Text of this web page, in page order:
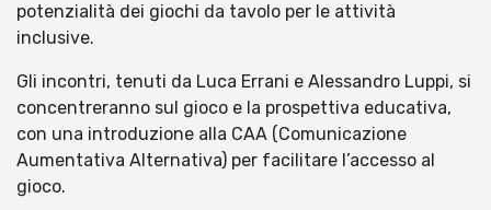
potenzialità dei giochi da tavolo per le attività
inclusive.
Gli incontri, tenuti da Luca Errani e Alessandro Luppi, si
concentreranno sul gioco e la prospettiva educativa,
con una introduzione alla CAA (Comunicazione
Aumentativa Alternativa) per facilitare l’accesso al
gioco.